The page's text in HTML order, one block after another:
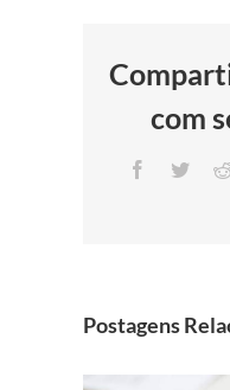
com
Facebook
Postagens